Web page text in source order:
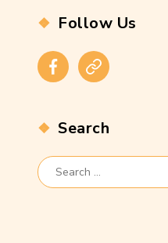
Follow Us
FacebookInstagram
Search
Search
for: